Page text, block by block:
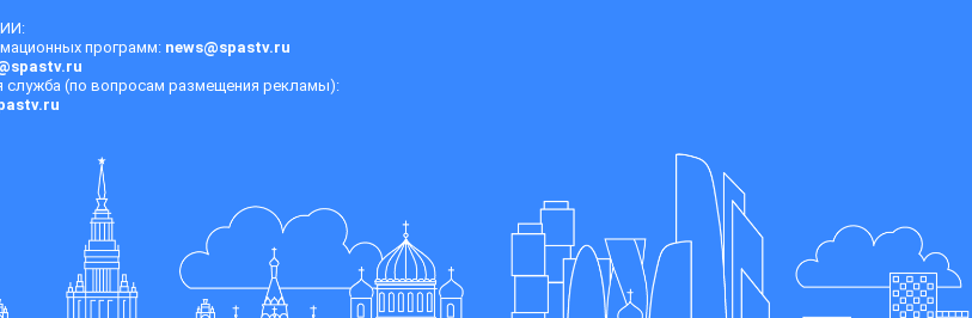
программ: news@spastv.ru
служба (по вопросам размещения рекламы):